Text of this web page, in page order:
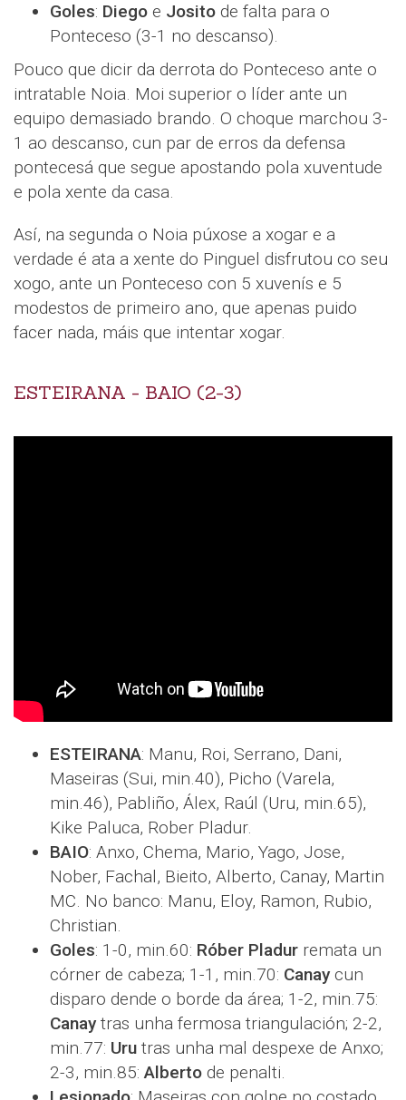
Goles: Diego e Josito de falta para o
Ponteceso (3-1 no descanso).
Pouco que dicir da derrota do Ponteceso ante o
intratable Noia. Moi superior o líder ante un
equipo demasiado brando. O choque marchou 3-
1 ao descanso, cun par de erros da defensa
pontecesá que segue apostando pola xuventude
e pola xente da casa.
Así, na segunda o Noia púxose a xogar e a
verdade é ata a xente do Pinguel disfrutou co seu
xogo, ante un Ponteceso con 5 xuvenís e 5
modestos de primeiro ano, que apenas puido
facer nada, máis que intentar xogar.
ESTEIRANA - BAIO (2-3)
ESTEIRANA: Manu, Roi, Serrano, Dani,
Maseiras (Sui, min.40), Picho (Varela,
min.46), Pabliño, Álex, Raúl (Uru, min.65),
Kike Paluca, Rober Pladur.
BAIO: Anxo, Chema, Mario, Yago, Jose,
Nober, Fachal, Bieito, Alberto, Canay, Martin
MC. No banco: Manu, Eloy, Ramon, Rubio,
Christian.
Goles: 1-0, min.60: Róber Pladur remata un
córner de cabeza; 1-1, min.70: Canaycun
disparo dende o borde da área; 1-2, min.75:
Canaytras unha fermosa triangulación; 2-2,
min.77: Uru tras unha mal despexe de Anxo;
2-3, min.85:Alberto de penalti.